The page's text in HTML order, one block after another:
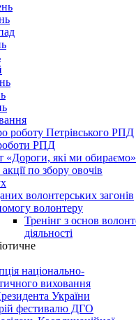
роботу Петрівського РПД
РПД
«Дороги, які ми обираємо»
по збору овочів
волонтерських загонів
волонтеру
Тренінг з основ
діяльності
національно-
виховання
України
фестивалю ДГО